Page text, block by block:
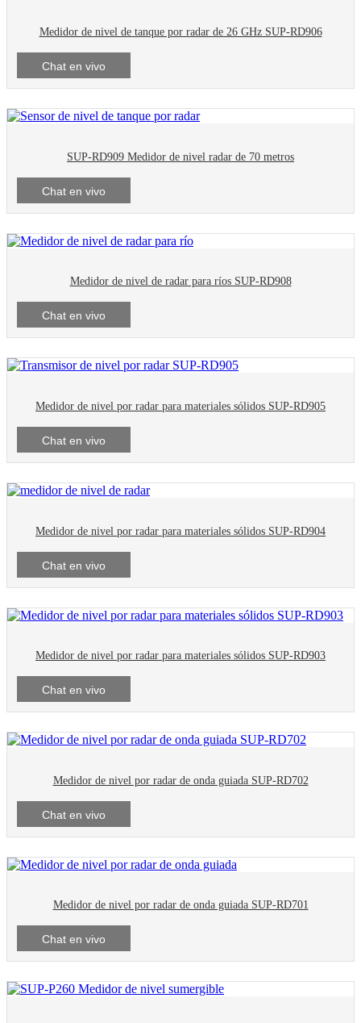
Medidor de nivel de tanque por radar de 26 GHz SUP-RD906
Chat en vivo
SUP-RD909 Medidor de nivel radar de 70 metros
Chat en vivo
Medidor de nivel de radar para ríos SUP-RD908
Chat en vivo
Medidor de nivel por radar para materiales sólidos SUP-RD905
Chat en vivo
Medidor de nivel por radar para materiales sólidos SUP-RD904
Chat en vivo
Medidor de nivel por radar para materiales sólidos SUP-RD903
Chat en vivo
Medidor de nivel por radar de onda guiada SUP-RD702
Chat en vivo
Medidor de nivel por radar de onda guiada SUP-RD701
Chat en vivo